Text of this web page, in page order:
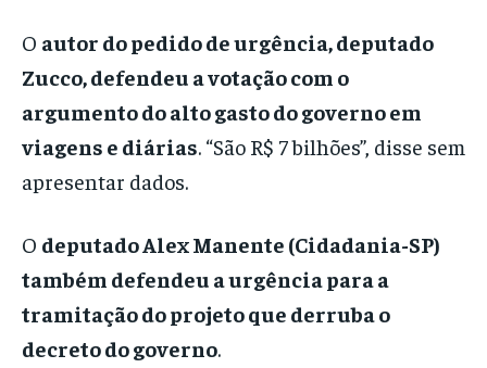
O autor do pedido de urgência, deputado
Zucco, defendeu a votação com o
argumento do alto gasto do governo em
viagens e diárias. “São R$ 7 bilhões”, disse sem
apresentar dados.
O deputado Alex Manente (Cidadania-SP)
também defendeu a urgência para a
tramitação do projeto que derruba o
decreto do governo.